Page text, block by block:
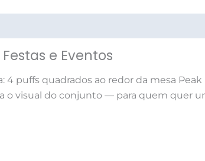
e Eventos
puffs quadrados ao redor da mesa Peak
o visual do conjunto — para quem quer